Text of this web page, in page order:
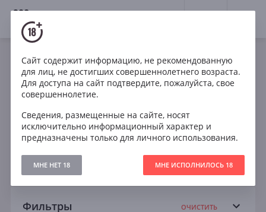
18+
Розовое Кабирне Совиньон Шардоне
Санджовезе Совиньон Блан Шираз
Темпранильо
Фильтры ОЧИСТИТЬ
Сайт содержит информацию, не рекомендованную
для лиц, не достигших совершеннолетнего возраста.
Для доступа на сайт подтвердите, пожалуйста, свое
совершеннолетие.
Сведения, размещенные на сайте, носят
исключительно информационный характер и
предназначены только для личного использования.
МНЕ НЕТ 18 МНЕ ИСПОЛНИЛОСЬ 18